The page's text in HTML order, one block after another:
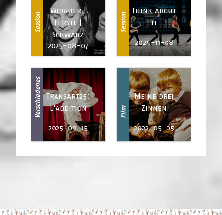
Session
Widauer |
Ferstl |
Schwarz
2025-08-07
Session
Think about
it
2024-11-08
Verschiedenes
Transart25:
L'addition
2025-09-15
Film
Meine drei
Zinnen
2022-05-05